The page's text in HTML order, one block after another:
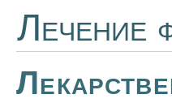
Лечение